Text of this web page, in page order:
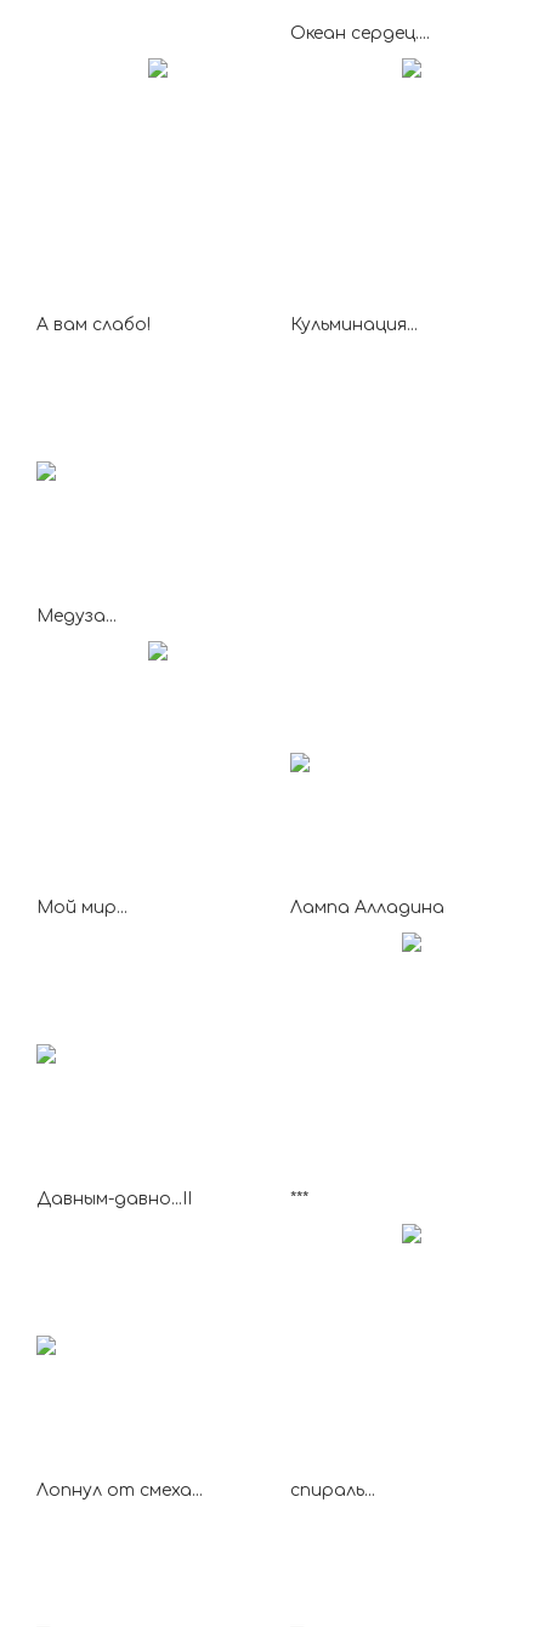
Океан сердец....
А вам слабо! Кульминация...
Медуза...
Мой мир... Лампа Алладина
Давным-давно...II ***
Лопнул от смеха... спираль...